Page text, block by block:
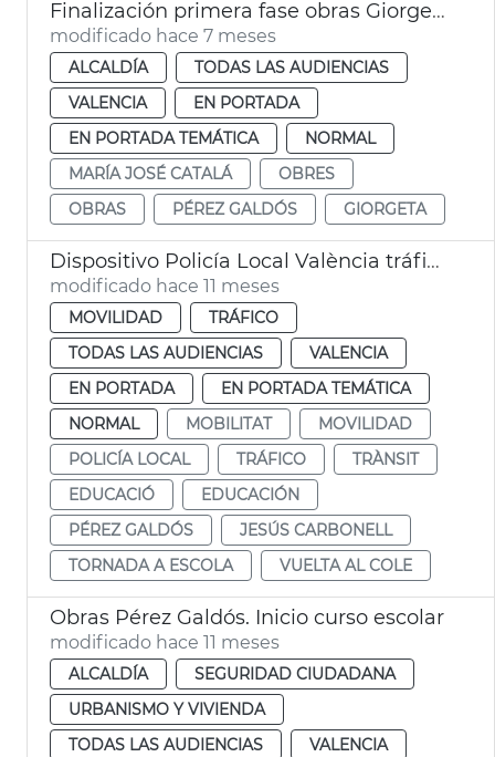
Finalización primera fase obras Giorgeta y Pérez Galdós València
modificado hace 7 meses
ALCALDÍA
TODAS LAS AUDIENCIAS
VALENCIA
EN PORTADA
EN PORTADA TEMÁTICA
NORMAL
MARÍA JOSÉ CATALÁ
OBRES
OBRAS
PÉREZ GALDÓS GIORGETA
Dispositivo Policía Local València tráfico obras Pérez Galdós vuelta cole
modificado hace 11 meses
MOVILIDAD
TRÁFICO
TODAS LAS AUDIENCIAS
VALENCIA
EN PORTADA
EN PORTADA TEMÁTICA
NORMAL
MOBILITAT
MOVILIDAD
POLICÍA LOCAL
TRÁFICO
TRÀNSIT
EDUCACIÓ
EDUCACIÓN
PÉREZ GALDÓS
JESÚS CARBONELL
TORNADA A ESCOLA
VUELTA AL COLE
Obras Pérez Galdós. Inicio curso escolar
modificado hace 11 meses
ALCALDÍA
SEGURIDAD CIUDADANA
URBANISMO Y VIVIENDA
TODAS LAS AUDIENCIAS
VALENCIA